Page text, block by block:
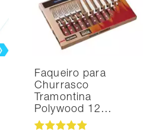
Faqueiro para
Churrasco
Tramontina
Polywood 12…